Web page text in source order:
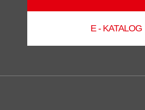
E - KATALOG